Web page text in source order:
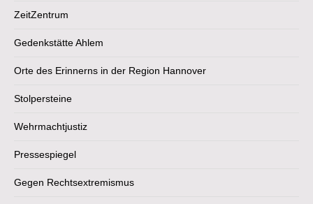
ZeitZentrum
Gedenkstätte Ahlem
Orte des Erinnerns in der Region Hannover
Stolpersteine
Wehrmachtjustiz
Pressespiegel
Gegen Rechtsextremismus